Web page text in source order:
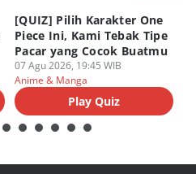
[QUIZ] Pilih Karakter One
Piece Ini, Kami Tebak Tipe
Pacar yang Cocok Buatmu
07 Agu 2026, 19:45 WIB
Anime & Manga
Play Quiz